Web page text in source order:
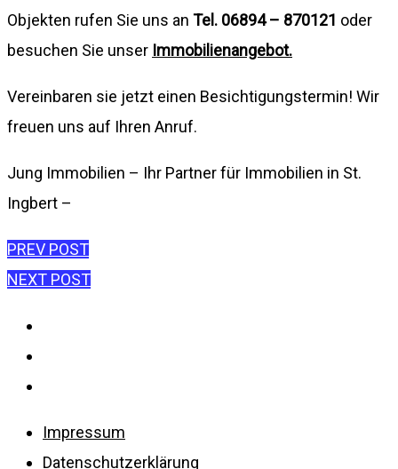
Objekten rufen Sie uns an Tel. 06894 – 870121 oder
besuchen Sie unser Immobilienangebot.
Vereinbaren sie jetzt einen Besichtigungstermin! Wir
freuen uns auf Ihren Anruf.
Jung Immobilien – Ihr Partner für Immobilien in St.
Ingbert –
Beitragsnavigation
PREV POST
NEXT POST
Impressum
Datenschutzerklärung